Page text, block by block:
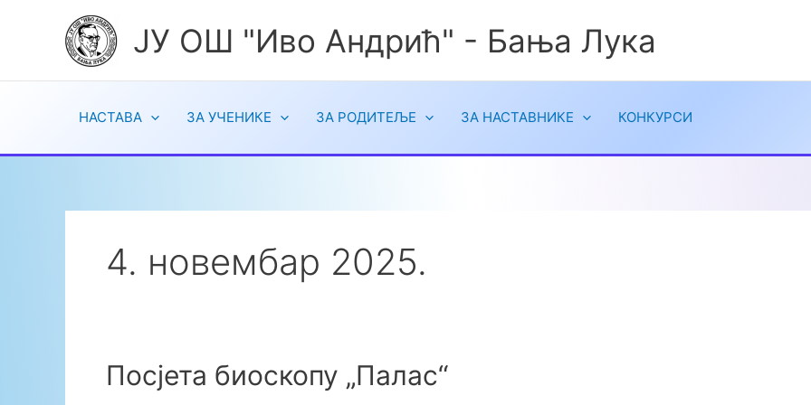
ЈУ ОШ "Иво Андрић" - Бања Лука
НАСТАВА ЗА УЧЕНИКЕ ЗА РОДИТЕЉЕ ЗА НАСТАВНИКЕ КОНКУРСИ
4. новембар 2025.
Посјета биоскопу „Палас“